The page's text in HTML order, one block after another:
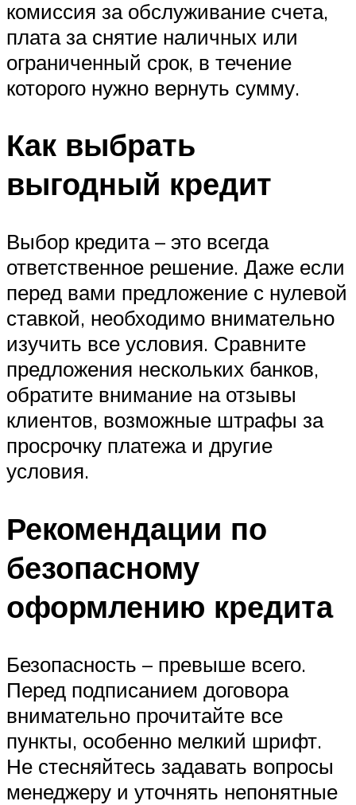
комиссия за обслуживание счета,
плата за снятие наличных или
ограниченный срок, в течение
которого нужно вернуть сумму.
Как выбрать
выгодный кредит
Выбор кредита – это всегда
ответственное решение. Даже если
перед вами предложение с нулевой
ставкой, необходимо внимательно
изучить все условия. Сравните
предложения нескольких банков,
обратите внимание на отзывы
клиентов, возможные штрафы за
просрочку платежа и другие
условия.
Рекомендации по
безопасному
оформлению кредита
Безопасность – превыше всего.
Перед подписанием договора
внимательно прочитайте все
пункты, особенно мелкий шрифт.
Не стесняйтесь задавать вопросы
менеджеру и уточнять непонятные